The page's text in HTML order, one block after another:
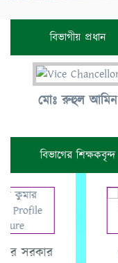
বিভাগীয় প্রধান
মোঃ রুহুল আমিন
বিভাগের শিক্ষকবৃন্দ
মোঃ আশরাফুল